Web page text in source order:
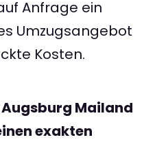
Anfrage ein
Umzugsangebot
Kosten.
Mailand
exakten